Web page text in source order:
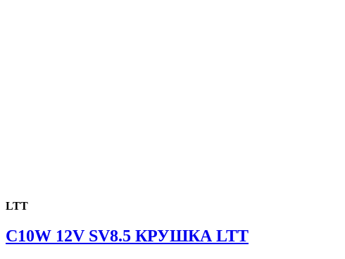
LTT
C10W 12V SV8.5 КРУШКА LTT